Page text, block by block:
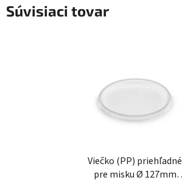
Súvisiaci tovar
Viečko (PP) priehľadné
pre misku Ø 127mm